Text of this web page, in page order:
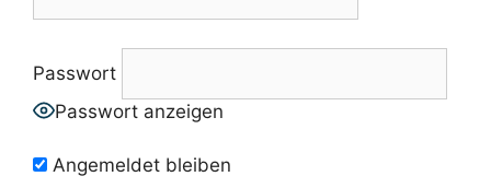
Passwort
Passwort anzeigen
Angemeldet bleiben